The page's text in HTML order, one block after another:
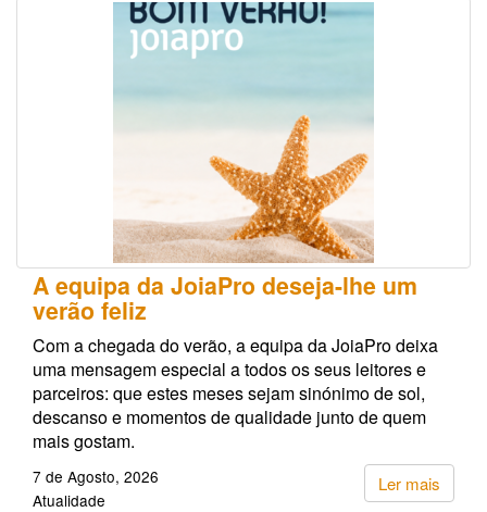
A equipa da JoiaPro deseja-lhe um
verão feliz
Com a chegada do verão, a equipa da JoiaPro deixa
uma mensagem especial a todos os seus leitores e
parceiros: que estes meses sejam sinónimo de sol,
descanso e momentos de qualidade junto de quem
mais gostam.
Ler mais
7 de Agosto, 2026
Atualidade